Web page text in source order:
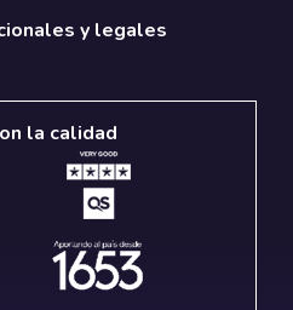
y legales
la calidad